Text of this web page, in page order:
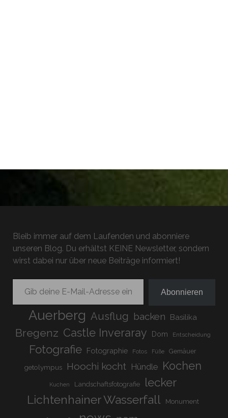
Bleib immer auf dem Laufenden und abonniere
unseren Blog. Du erhältst KEINE Newsletter, sondern
wirst dabei nur über neue Beiträge informiert!
Gib deine E-Mail-Adresse ein ...
Abonnieren
Auerberg Ausflug backen Basilika
Bregenz Castle Inveraray Dom Entscheidung
Fotografie Fotographie Fotos Füße Gemäuer
getolympus Hoochi kocht Hündle Kochen
Kuchen Landschaftsfotografie lecker
Lichtenhainer Wasserfall Monument